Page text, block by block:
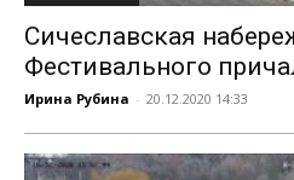
Сичеславская
Фестивального
Ирина Рубина - 20.12.2020 14:33